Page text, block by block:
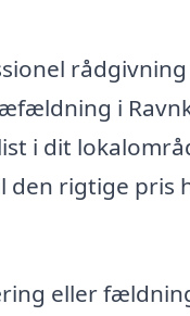
i
i dit
den rigtige pris
eller